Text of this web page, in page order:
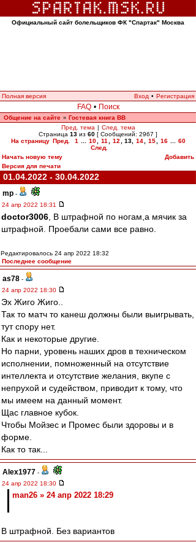
Официальный сайт болельщиков ФК "Спартак" Москва
Полная версия Вход • Регистрация
FAQ • Поиск
Общение на сайте » Гостевая книга ВВ
Пред. тема | След. тема
Страница 13 из 60 [ Сообщений: 2967 ]
На страницу Пред. 1 10 11 12 13, 14 15 16
60
След.
Начать новую тему
Добавить
Версия для печати
01.04.2022 - 30.04.2022
mp -
24 апр 2022 18:31
doctor3006 , В штрафной по ногам,а мячик за
штрафной. Проебали сами все равно.
Редактировалось 24 апр 2022 18:32
Последнее сообщение
as78 -
24 апр 2022 18:30
Эх Жиго Жиго..
Так то матч то канеш должны были выигрывать,
тут спору нет.
Как и некоторые другие.
Но парни, уровень наших дров в техническом
исполнении, помноженный на отсутствие
интеллекта и отсутствие желания, вкупе с
непрухой и судейством, приводит к тому, что
мы имеем на данный момент.
Щас главное кубок.
Чтобы Мойзес и Промес были здоровы и в
форме.
Как то так...
Alex1977 -
24 апр 2022 18:30
man26 » 24 апр 2022 18:29
В штрафной. Без вариантов